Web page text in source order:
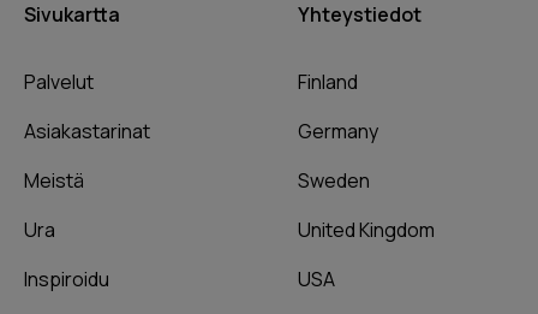
Sivukartta
Palvelut
Asiakastarinat
Meistä
Ura
Inspiroidu
Yhteystiedot
Finland
Germany
Sweden
United Kingdom
USA